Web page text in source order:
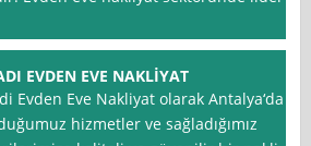
EVDEN EVE NAKLİYAT
Evden Eve Nakliyat olarak Antalya‘da
hizmetler ve sağladığımız